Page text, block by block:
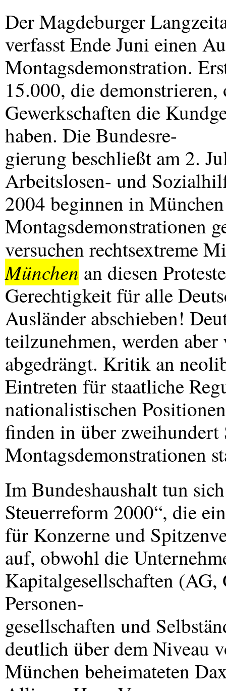
Der Magdeburger
verfasst Ende Juni einen
Montagsdemonstration.
15.000, die demonstrieren,
Gewerkschaften die
haben. Die Bundesre-
gierung beschließt am 2.
Arbeitslosen- und
2004 beginnen in
Montagsdemonstrationen
versuchen rechtsextreme
München an diesen
Gerechtigkeit für alle
Ausländer abschieben!
teilzunehmen, werden
abgedrängt. Kritik an
Eintreten für staatliche
nationalistischen
finden in über
Montagsdemonstrationen
Im Bundeshaushalt tun
Steuerreform 2000“, die
für Konzerne und
auf, obwohl die
Kapitalgesellschaften
Personen-
gesellschaften und
deutlich über dem Niveau
München beheimateten